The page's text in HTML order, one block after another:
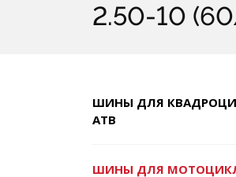
2.50-10
ШИНЫ ДЛЯ
АТВ
ШИНЫ ДЛЯ